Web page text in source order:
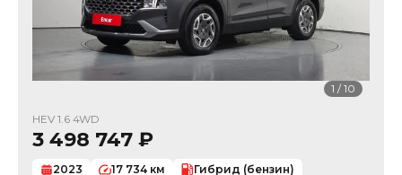
1 /10
HEV 1.6 4WD
3 498 747 ₽
2023 17 734 км
Гибрид (бензин)